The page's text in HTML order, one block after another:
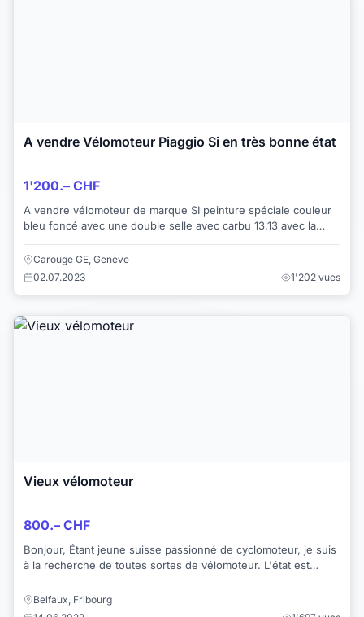
A vendre Vélomoteur Piaggio Si en très bonne état
1'200.– CHF
A vendre vélomoteur de marque SI peinture spéciale couleur
bleu foncé avec une double selle avec carbu 13,13 avec la
Carouge GE, Genève
02.07.2023
1'202 vues
Vieux vélomoteur
800.– CHF
Bonjour, Étant jeune suisse passionné de cyclomoteur, je suis
à la recherche de toutes sortes de vélomoteur. L'état est
Belfaux, Fribourg